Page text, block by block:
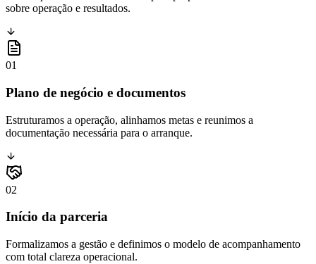
sobre operação e resultados.
01
Plano de negócio e documentos
Estruturamos a operação, alinhamos metas e reunimos a
documentação necessária para o arranque.
02
Início da parceria
Formalizamos a gestão e definimos o modelo de acompanhamento
com total clareza operacional.